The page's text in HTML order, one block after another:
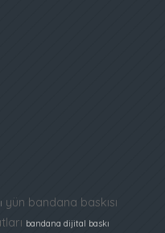
yün bandana baskısı
bandana dijital baskı